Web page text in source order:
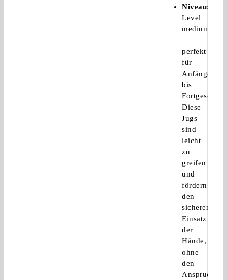
Niveau:
Level
medium
–
perfekt
für
Anfänger
bis
Diese
Jugs
sind
leicht
zu
greifen
und
fördern
den
sicheren
Einsatz
der
Hände,
ohne
den
Anspruch